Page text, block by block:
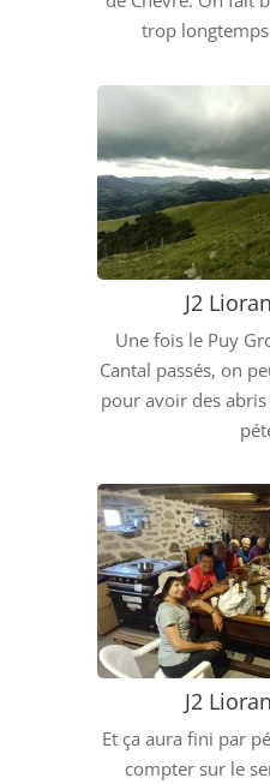
trop
J2
Une fois le Puy
Cantal passés, on
pour avoir des
J2
Et ça aura fini par
compter sur le